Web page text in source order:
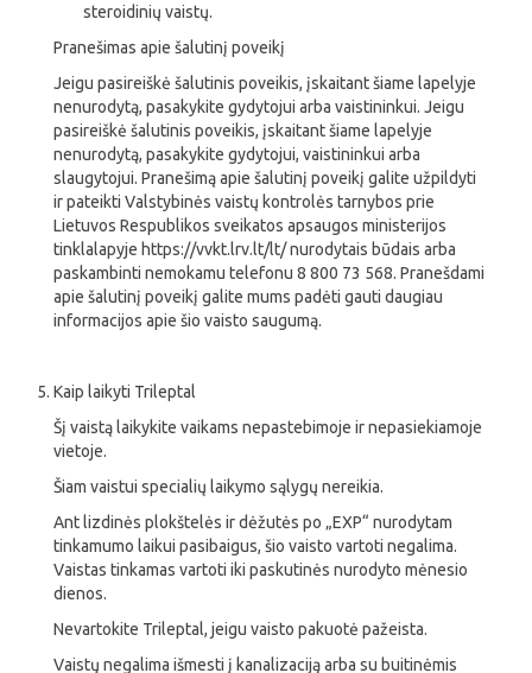
steroidinių vaistų.
Pranešimas apie šalutinį poveikį
Jeigu pasireiškė šalutinis poveikis, įskaitant šiame lapelyje
nenurodytą, pasakykite gydytojui arba vaistininkui. Jeigu
pasireiškė šalutinis poveikis, įskaitant šiame lapelyje
nenurodytą, pasakykite gydytojui, vaistininkui arba
slaugytojui. Pranešimą apie šalutinį poveikį galite užpildyti
ir pateikti Valstybinės vaistų kontrolės tarnybos prie
Lietuvos Respublikos sveikatos apsaugos ministerijos
tinklalapyje https://vvkt.lrv.lt/lt/ nurodytais būdais arba
paskambinti nemokamu telefonu 8 800 73 568. Pranešdami
apie šalutinį poveikį galite mums padėti gauti daugiau
informacijos apie šio vaisto saugumą.
Kaip laikyti Trileptal
Šį vaistą laikykite vaikams nepastebimoje ir nepasiekiamoje
vietoje.
Šiam vaistui specialių laikymo sąlygų nereikia.
Ant lizdinės plokštelės ir dėžutės po „EXP“ nurodytam
tinkamumo laikui pasibaigus, šio vaisto vartoti negalima.
Vaistas tinkamas vartoti iki paskutinės nurodyto mėnesio
dienos.
Nevartokite Trileptal, jeigu vaisto pakuotė pažeista.
Vaistų negalima išmesti į kanalizaciją arba su buitinėmis